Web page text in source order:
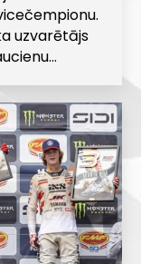
uzvarētājs